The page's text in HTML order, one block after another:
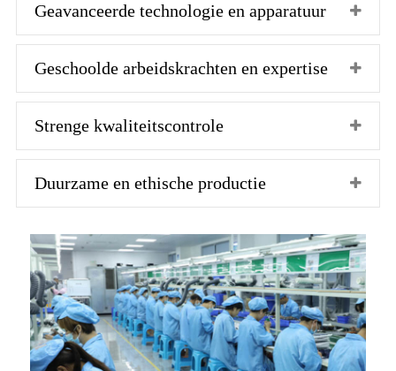
Geavanceerde technologie en apparatuur
Geschoolde arbeidskrachten en expertise
Strenge kwaliteitscontrole
Duurzame en ethische productie